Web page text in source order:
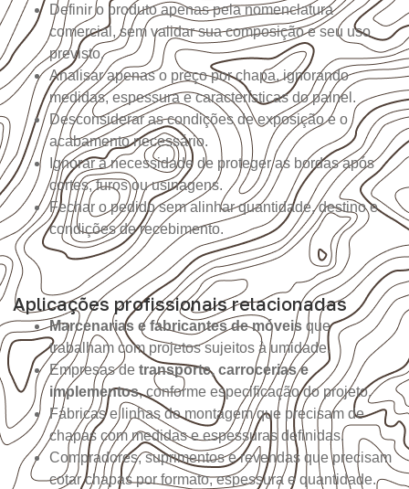
Definir o produto apenas pela nomenclatura
comercial, sem validar sua composição e seu uso
previsto.
Analisar apenas o preço por chapa, ignorando
medidas, espessura e características do painel.
Desconsiderar as condições de exposição e o
acabamento necessário.
Ignorar a necessidade de proteger as bordas após
cortes, furos ou usinagens.
Fechar o pedido sem alinhar quantidade, destino e
condições de recebimento.
Aplicações profissionais relacionadas
Marcenarias e fabricantes de móveis que
trabalham com projetos sujeitos à umidade.
Empresas de transporte, carrocerias e
implementos, conforme especificação do projeto.
Fábricas e linhas de montagem que precisam de
chapas com medidas e espessuras definidas.
Compradores, suprimentos e revendas que precisam
cotar chapas por formato, espessura e quantidade.